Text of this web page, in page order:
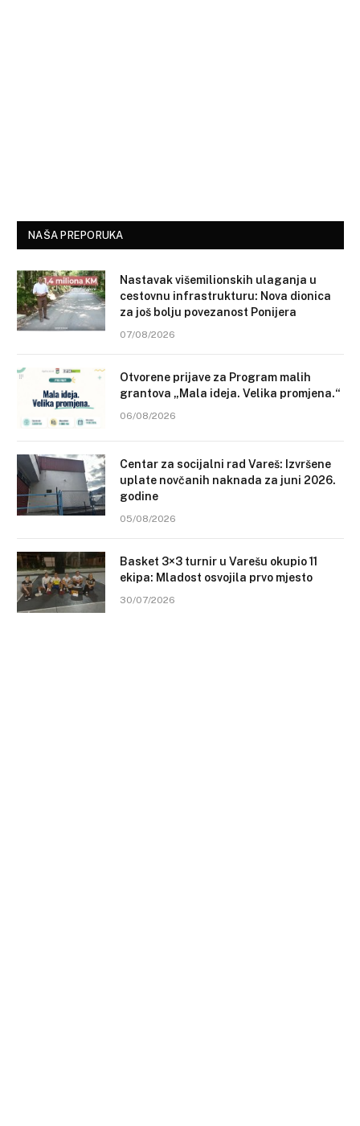
NAŠA PREPORUKA
Nastavak višemilionskih ulaganja u
cestovnu infrastrukturu: Nova dionica
za još bolju povezanost Ponijera
07/08/2026
Otvorene prijave za Program malih
grantova „Mala ideja. Velika promjena.“
06/08/2026
Centar za socijalni rad Vareš: Izvršene
uplate novčanih naknada za juni 2026.
godine
05/08/2026
Basket 3×3 turnir u Varešu okupio 11
ekipa: Mladost osvojila prvo mjesto
30/07/2026